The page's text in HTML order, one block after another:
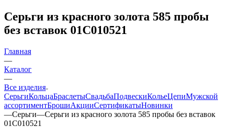
Серьги из красного золота 585 пробы
без вставок 01С010521
Главная
—
Каталог
—
Все изделия
СерьгиКольцаБраслетыСвадьбаПодвескиКольеЦепиМужской
ассортиментБрошиАкцииСертификатыНовинки
—Серьги—Серьги из красного золота 585 пробы без вставок
01С010521